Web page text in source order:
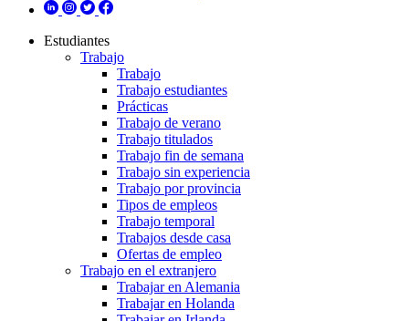
Estudiantes
Trabajo
Trabajo
Trabajo estudiantes
Prácticas
Trabajo de verano
Trabajo titulados
Trabajo fin de semana
Trabajo sin experiencia
Trabajo por provincia
Tipos de empleos
Trabajo temporal
Trabajos desde casa
Ofertas de empleo
Trabajo en el extranjero
Trabajar en Alemania
Trabajar en Holanda